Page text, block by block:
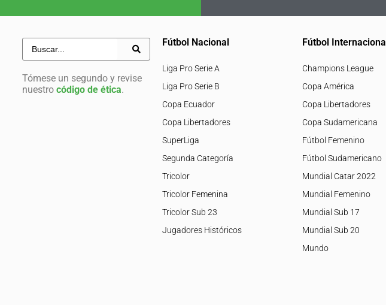
Tómese un segundo y revise
nuestro código de ética.
Fútbol Nacional
Liga Pro Serie A
Liga Pro Serie B
Copa Ecuador
Copa Libertadores
SuperLiga
Segunda Categoría
Tricolor
Tricolor Femenina
Tricolor Sub 23
Jugadores Históricos
Fútbol Internacional
Champions League
Copa América
Copa Libertadores
Copa Sudamericana
Fútbol Femenino
Fútbol Sudamericano
Mundial Catar 2022
Mundial Femenino
Mundial Sub 17
Mundial Sub 20
Mundo